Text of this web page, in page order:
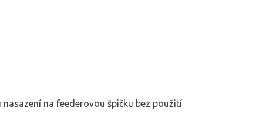
na feederovou špičku bez použití